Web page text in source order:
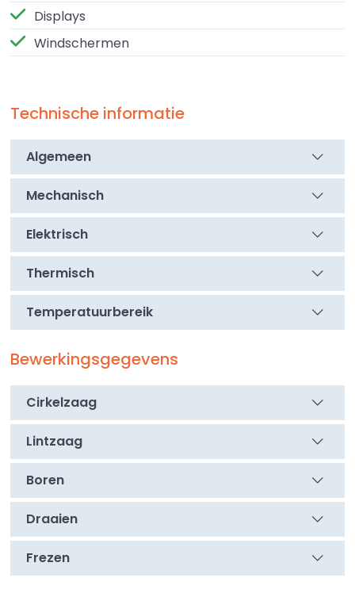
Displays
Windschermen
Technische informatie
Algemeen
Mechanisch
Elektrisch
Thermisch
Temperatuurbereik
Bewerkingsgegevens
Cirkelzaag
Lintzaag
Boren
Draaien
Frezen